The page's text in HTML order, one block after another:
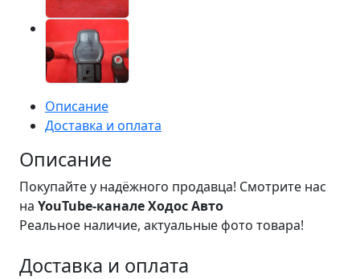
Описание
Доставка и оплата
Описание
Покупайте у надёжного продавца! Смотрите нас
на YouTube-канале Ходос Авто
Реальное наличие, актуальные фото товара!
Доставка и оплата